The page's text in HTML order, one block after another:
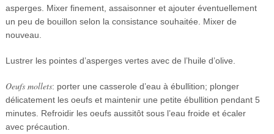
asperges. Mixer finement, assaisonner et ajouter éventuellement
un peu de bouillon selon la consistance souhaitée. Mixer de
nouveau.
Lustrer les pointes d’asperges vertes avec de l’huile d’olive.
Oeufs mollets: porter une casserole d’eau à ébullition; plonger
délicatement les oeufs et maintenir une petite ébullition pendant 5
minutes. Refroidir les oeufs aussitôt sous l’eau froide et écaler
avec précaution.